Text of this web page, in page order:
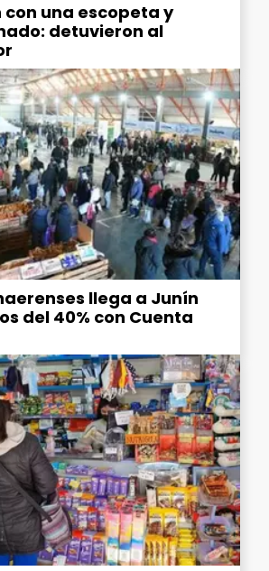
una escopeta y
detuvieron al
llega a Junín
del 40% con Cuenta